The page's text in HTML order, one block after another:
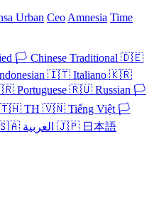
Urban Ceo Amnesia Time
🏳️ Chinese Traditional 🇩🇪
🇮🇹 Italiano 🇰🇷
Portuguese 🇷🇺 Russian 🏳️
TH 🇻🇳 Tiếng Việt 🏳️
🇯🇵 日本語